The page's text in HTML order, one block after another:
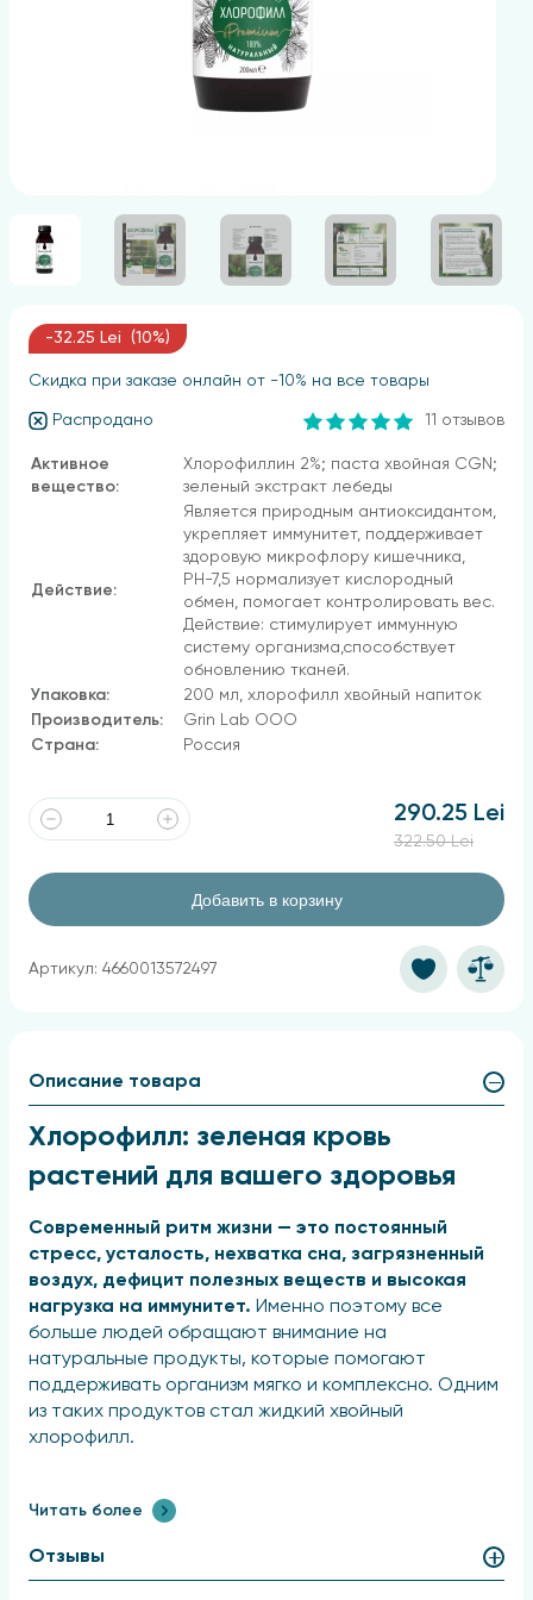
-32.25 Lei (10%)
Скидка при заказе онлайн от -10% на все товары
Распродано 11 отзывов
Активное
вещество:
Хлорофиллин 2%; паста хвойная CGN;
зеленый экстракт лебеды
Действие:
Является природным антиоксидантом,
укрепляет иммунитет, поддерживает
здоровую микрофлору кишечника,
РН-7,5 нормализует кислородный
обмен, помогает контролировать вес.
Действие: стимулирует иммунную
систему организма,способствует
обновлению тканей.
Упаковка:
200 мл, хлорофилл хвойный напиток
Производитель:
Grin Lab OOO
Страна:
Россия
290.25 Lei
322.50 Lei
Добавить в корзину
Артикул: 4660013572497
Описание товара
Хлорофилл: зеленая кровь
растений для вашего здоровья
Современный ритм жизни — это постоянный
стресс, усталость, нехватка сна, загрязненный
воздух, дефицит полезных веществ и высокая
нагрузка на иммунитет. Именно поэтому все
больше людей обращают внимание на
натуральные продукты, которые помогают
поддерживать организм мягко и комплексно. Одним
из таких продуктов стал жидкий хвойный
хлорофилл.
природных фитонцидов и способности
восстановления организма.
Читать более
Отзывы